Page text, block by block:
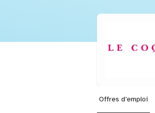
Offres d’emploi